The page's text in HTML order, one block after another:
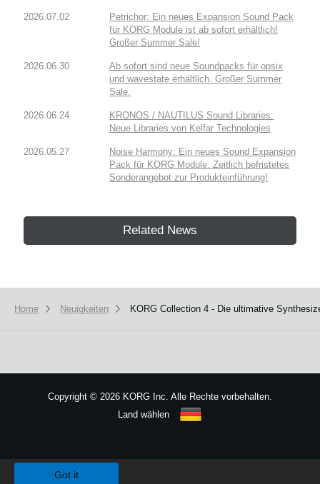
2026.07.02
Petrichor: Ein neues Expansion Sound Pack
für KORG Module ist ab sofort erhältlich!
Großer Summer Sale!
2026.06.30
Ab sofort sind neue Soundpacks für opsix
und wavestate erhältlich. Großer Summer
Sale.
2026.06.24
KRONOS / NAUTILUS Sound Libraries:
Neue Libraries von Kelfar Technologies
2026.05.27
Noise Harmony: Ein neues Sound Expansion
Pack für KORG Module. Zeitlich befristetes
Sonderangebot zur Produkteinführung!
Related News
Home Neuigkeiten KORG Collection 4 - Die ultimative
Copyright © 2026 KORG Inc. Alle Rechte vorbehalten.
Land wählen
Got it